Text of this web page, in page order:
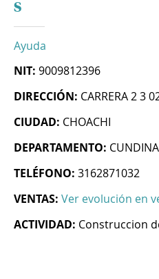
S
Ayuda
NIT: 9009812396
DIRECCIÓN: CARRERA 2 3
CIUDAD: CHOACHI
DEPARTAMENTO:
TELÉFONO: 3162871032
VENTAS: Ver evolución en
ACTIVIDAD: Construccion